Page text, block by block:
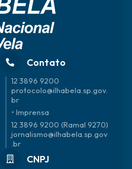
Contato
12 3896 9200
protocolo@ilhabela.sp.gov.
br
• Imprensa
12 3896 9200 (Ramal 9270)
jornalismo@ilhabela.sp.gov
.br
CNPJ